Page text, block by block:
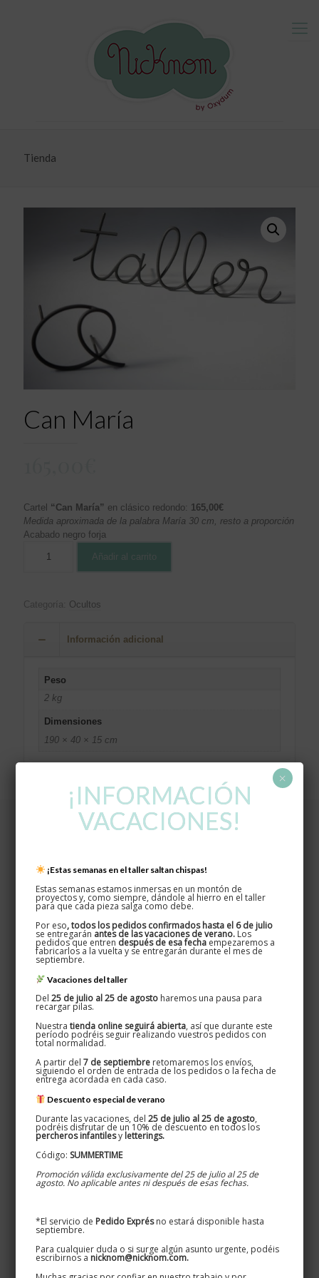
Tienda
Can María
Cartel “Can María” en clásico redondo: 165,00€
Medida aproximada de la palabra María 30 cm, resto a proporción
Acabado negro forja
Añadir al carrito
Categoría: Ocultos
Información adicional
Peso
2 kg
Dimensiones
190 × 40 × 15 cm
Oxydum · Nicknom
Disseminat, 5 · Teià 08329
Información de interés
Info personalizados
Colores disponibles
Acabados de hierro
Carteles para negocios
¡INFORMACIÓN
VACACIONES!
¡Estas semanas en el taller saltan chispas!
Estas semanas estamos inmersas en un montón de
proyectos y, como siempre, dándole al hierro en el taller
para que cada pieza salga como debe.
Por eso, todos los pedidos confirmados hasta el 6 de julio
se entregarán antes de las vacaciones de verano. Los
pedidos que entren después de esa fecha empezaremos a
fabricarlos a la vuelta y se entregarán durante el mes de
septiembre.
Vacaciones del taller
Del 25 de julio al 25 de agosto haremos una pausa para
recargar pilas.
Nuestra tienda online seguirá abierta, así que durante este
período podréis seguir realizando vuestros pedidos con
total normalidad.
A partir del 7 de septiembre retomaremos los envíos,
siguiendo el orden de entrada de los pedidos o la fecha de
entrega acordada en cada caso.
Descuento especial de verano
Durante las vacaciones, del25 de julio al 25 de agosto,
podréis disfrutar de un 10% de descuento en todos los
percheros infantilesy letterings.
Código: SUMMERTIME
Promoción válida exclusivamente del 25 de julio al 25 de
agosto. No aplicable antes ni después de esas fechas.
*El servicio de Pedido Exprésno estará disponible hasta
septiembre.
Para cualquier duda o si surge algún asunto urgente, podéis
escribirnos a nicknom@nicknom.com.
×